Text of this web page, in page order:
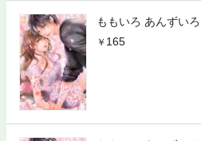
ももいろ あんずい
165